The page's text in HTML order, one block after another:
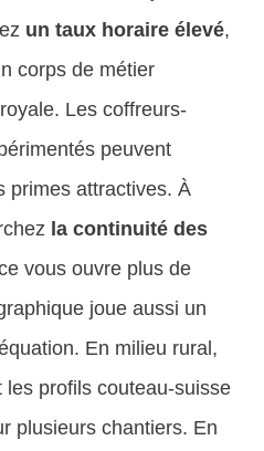
un taux horaire élevé,
corps de métier
Les coffreurs-
peuvent
primes attractives. À
la continuité des
vous ouvre plus de
joue aussi un
En milieu rural,
profils couteau-suisse
plusieurs chantiers. En